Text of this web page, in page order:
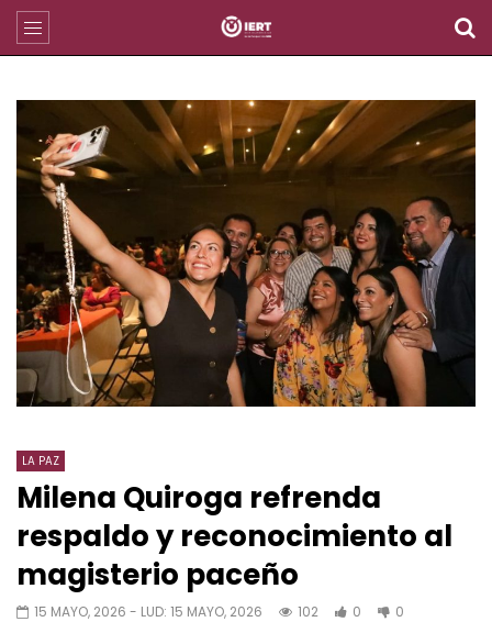
LA PAZ
Milena Quiroga refrenda
respaldo y reconocimiento al
magisterio paceño
15 MAYO, 2026 - LUD: 15 MAYO, 2026 102 0 0